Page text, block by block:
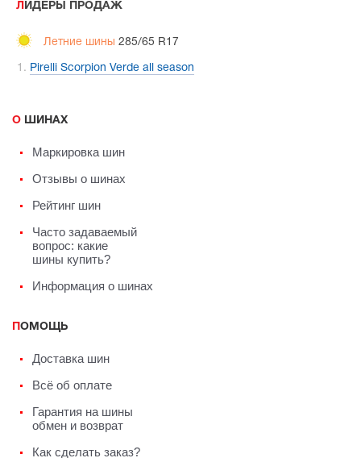
ЛИДЕРЫ ПРОДАЖ
Летние шины 285/65 R17
Pirelli Scorpion Verde all season
О ШИНАХ
Маркировка шин
Отзывы о шинах
Рейтинг шин
Часто задаваемый
вопрос: какие
шины купить?
Информация о шинах
ПОМОЩЬ
Доставка шин
Всё об оплате
Гарантия на шины
обмен и возврат
Как сделать заказ?